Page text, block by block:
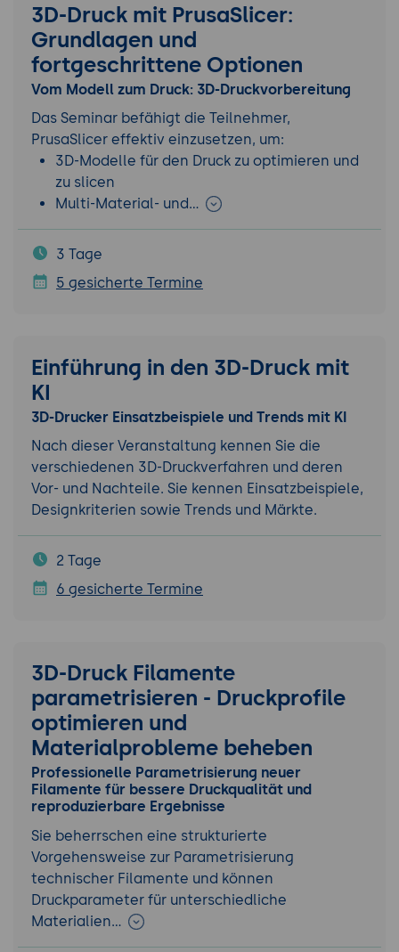
3D-Druck mit PrusaSlicer:
Grundlagen und
fortgeschrittene Optionen
Vom Modell zum Druck: 3D-Druckvorbereitung
Das Seminar befähigt die Teilnehmer,
PrusaSlicer effektiv einzusetzen, um:
3D-Modelle für den Druck zu optimieren und
zu slicen
Multi-Material- und…
3 Tage
5 gesicherte Termine
Einführung in den 3D-Druck mit
KI
3D-Drucker Einsatzbeispiele und Trends mit KI
Nach dieser Veranstaltung kennen Sie die
verschiedenen 3D-Druckverfahren und deren
Vor- und Nachteile. Sie kennen Einsatzbeispiele,
Designkriterien sowie Trends und Märkte.
2 Tage
6 gesicherte Termine
3D-Druck Filamente
parametrisieren - Druckprofile
optimieren und
Materialprobleme beheben
Professionelle Parametrisierung neuer
Filamente für bessere Druckqualität und
reproduzierbare Ergebnisse
Sie beherrschen eine strukturierte
Vorgehensweise zur Parametrisierung
technischer Filamente und können
Druckparameter für unterschiedliche
Materialien…